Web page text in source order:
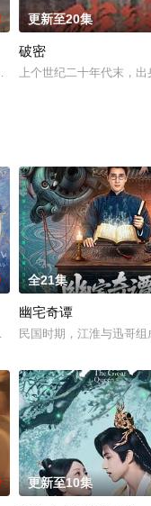
警察厅厅长以做寿的名
更新至20集
破密
上个世纪二十年代末，
大以后，林知夏忽然对
全21集
幽宅奇谭
民国时期，江淮与迅哥
更新至10集